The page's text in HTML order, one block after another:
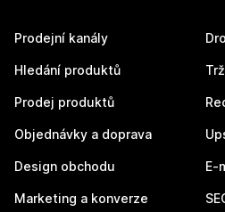
Prodejní kanály
Hledání produktů
Prodej produktů
Objednávky a doprava
Design obchodu
Marketing a konverze
E-